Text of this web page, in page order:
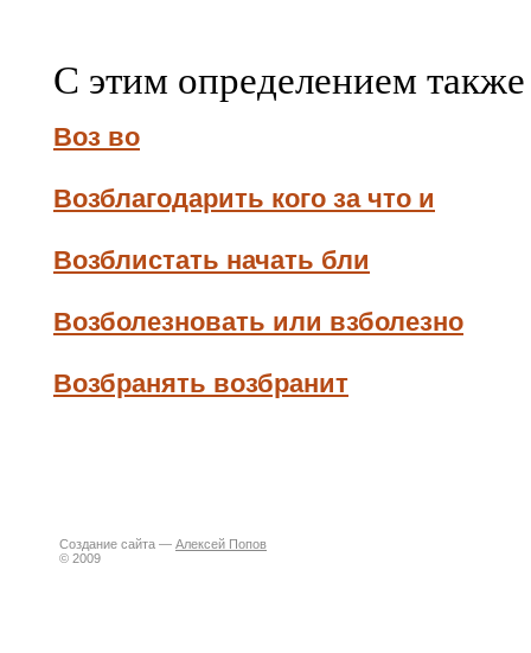
С этим определением
Воз во
Возблагодарить кого за что и
Возблистать начать бли
Возболезновать или взболезно
Возбранять возбранит
Создание сайта — Алексей Попов
© 2009